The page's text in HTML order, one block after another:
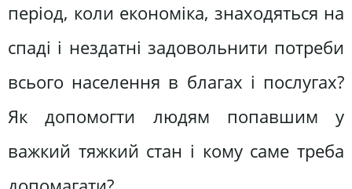
період, коли економіка, знаходяться на
спаді і нездатні задовольнити потреби
всього населення в благах і послугах?
Як допомогти людям попавшим у
важкий тяжкий стан і кому саме треба